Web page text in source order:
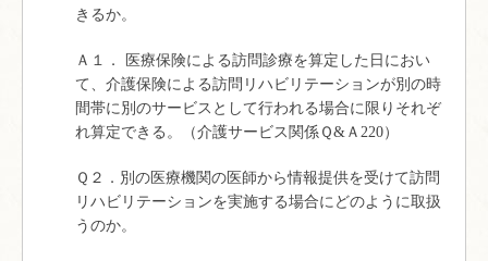
きるか。
Ａ１． 医療保険による訪問診療を算定した日におい
て、介護保険による訪問リハビリテーションが別の時
間帯に別のサービスとして行われる場合に限りそれぞ
れ算定できる。（介護サービス関係Ｑ&Ａ220）
Ｑ２．別の医療機関の医師から情報提供を受けて訪問
リハビリテーションを実施する場合にどのように取扱
うのか。